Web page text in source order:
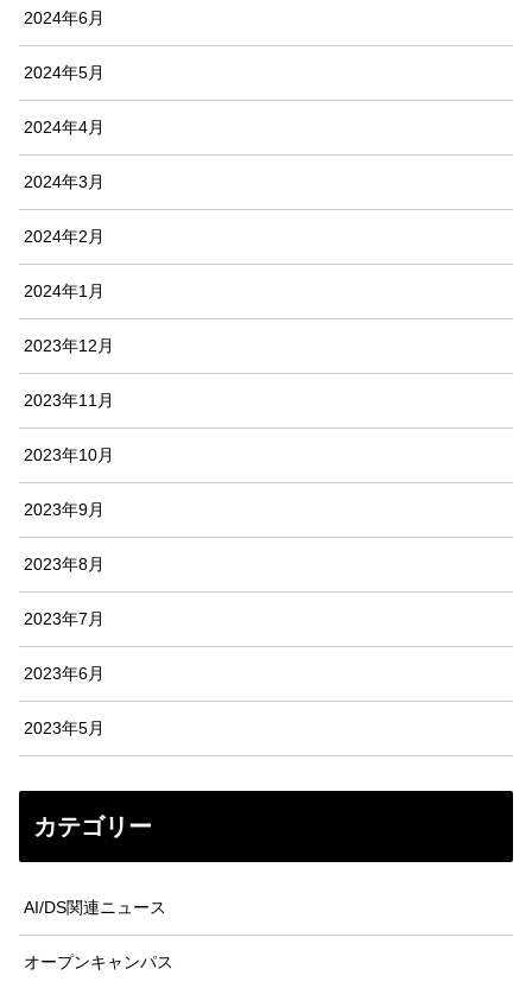
2024年6月
2024年5月
2024年4月
2024年3月
2024年2月
2024年1月
2023年12月
2023年11月
2023年10月
2023年9月
2023年8月
2023年7月
2023年6月
2023年5月
カテゴリー
AI/DS関連ニュース
オープンキャンパス